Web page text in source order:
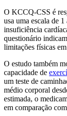
O KCCQ-CSS é
usa uma escala de
insuficiência
questionário
limitações físicas
O estudo também
capacidade de
um teste de
médio corporal
estimada, o
em comparação